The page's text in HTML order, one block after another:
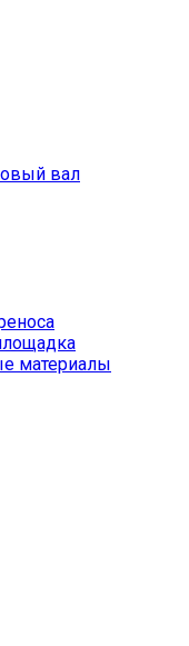
вал
материалы